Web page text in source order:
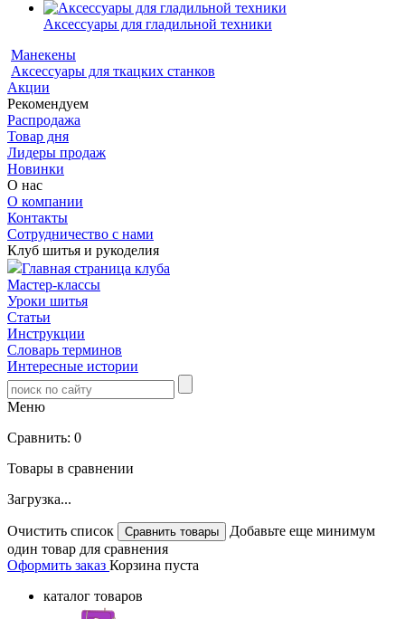
Аксессуары для гладильной техники
Манекены
Аксессуары для ткацких станков
Акции
Рекомендуем
Распродажа
Товар дня
Лидеры продаж
Новинки
О нас
О компании
Контакты
Сотрудничество с нами
Клуб шитья и рукоделия
Главная страница клуба
Мастер-классы
Уроки шитья
Статьи
Инструкции
Словарь терминов
Интересные истории
Меню
Сравнить: 0
Товары в сравнении
Загрузка...
Очистить список
Добавьте еще минимум
один товар для сравнения
Оформить заказ Корзина пуста
каталог товаров